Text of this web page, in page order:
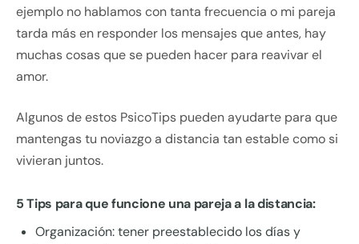
ejemplo no hablamos con tanta frecuencia o mi pareja
tarda más en responder los mensajes que antes, hay
muchas cosas que se pueden hacer para reavivar el
amor.
Algunos de estos PsicoTips pueden ayudarte para que
mantengas tu noviazgo a distancia tan estable como si
vivieran juntos.
5 Tips para que funcione una pareja a la distancia:
Organización: tener preestablecido los días y